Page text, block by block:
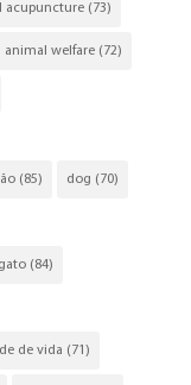
acupuncture(73)
animal welfare(72)
(85) dog (70)
gato(84)
de vida (71)